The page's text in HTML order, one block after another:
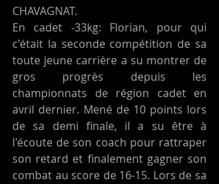
CHAVAGNAT.
En cadet -33kg: Florian, pour qui
c'était la seconde compétition de sa
toute jeune carrière a su montrer de
gros progrès depuis les
championnats de région cadet en
avril dernier. Mené de 10 points lors
de sa demi finale, il a su être à
l'écoute de son coach pour rattraper
son retard et finalement gagner son
combat au score de 16-15. Lors de sa